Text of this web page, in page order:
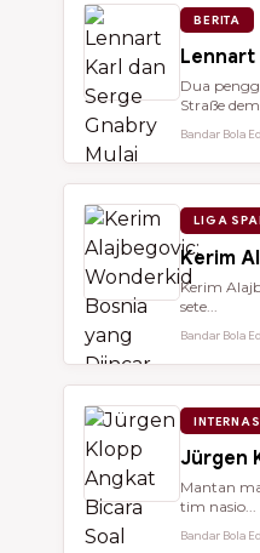
BERITA
Lennart
Dua
Straße
Bandar Bola
LIGA
Kerim
Kerim
sete...
Bandar Bola
Jürgen
Mantan
tim nasio...
Bandar Bola